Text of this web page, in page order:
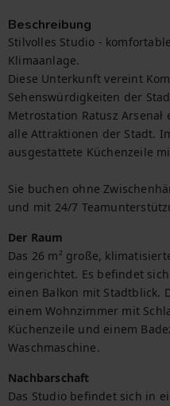
Beschreibung
Stilvolles Studio -
Klimaanlage.
Diese Unterkunft vereint
Sehenswürdigkeiten der
Metrostation Ratusz
alle Attraktionen der Stadt.
ausgestattete Küchenzeile
Sie buchen ohne
und mit 24/7
Der Raum
Das 26 m² große,
eingerichtet. Es befindet
einen Balkon mit Stadtblick.
einem Wohnzimmer mit
Küchenzeile und einem
Waschmaschine.
Nachbarschaft
Das Studio befindet sich in